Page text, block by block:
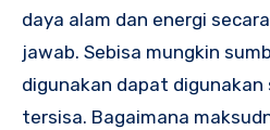
daya alam dan energi
jawab. Sebisa mungkin
digunakan dapat
tersisa. Bagaimana